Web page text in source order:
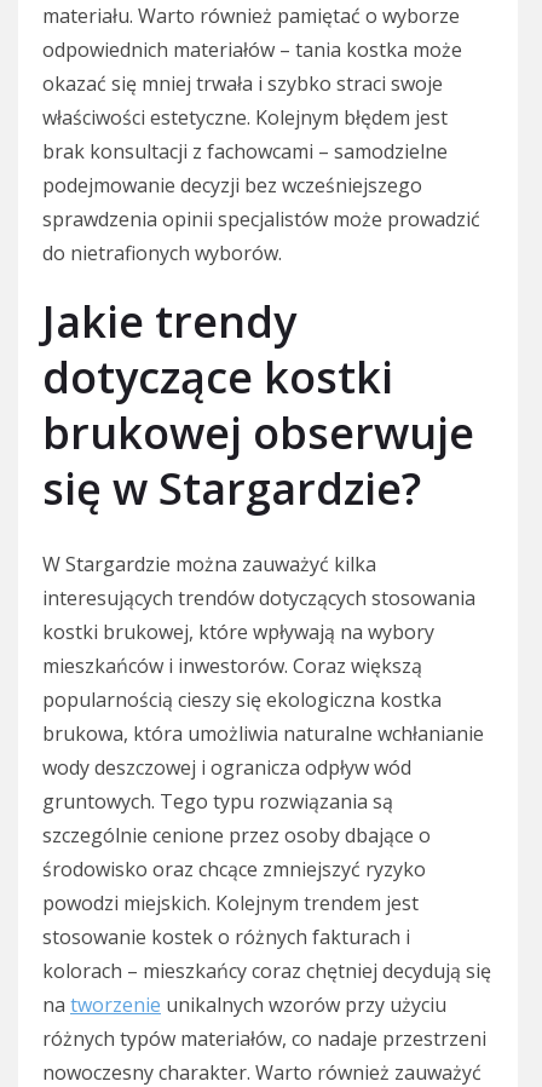
materiału. Warto również pamiętać o wyborze
odpowiednich materiałów – tania kostka może
okazać się mniej trwała i szybko straci swoje
właściwości estetyczne. Kolejnym błędem jest
brak konsultacji z fachowcami – samodzielne
podejmowanie decyzji bez wcześniejszego
sprawdzenia opinii specjalistów może prowadzić
do nietrafionych wyborów.
Jakie trendy
dotyczące kostki
brukowej obserwuje
się w Stargardzie?
W Stargardzie można zauważyć kilka
interesujących trendów dotyczących stosowania
kostki brukowej, które wpływają na wybory
mieszkańców i inwestorów. Coraz większą
popularnością cieszy się ekologiczna kostka
brukowa, która umożliwia naturalne wchłanianie
wody deszczowej i ogranicza odpływ wód
gruntowych. Tego typu rozwiązania są
szczególnie cenione przez osoby dbające o
środowisko oraz chcące zmniejszyć ryzyko
powodzi miejskich. Kolejnym trendem jest
stosowanie kostek o różnych fakturach i
kolorach – mieszkańcy coraz chętniej decydują się
na tworzenie unikalnych wzorów przy użyciu
różnych typów materiałów, co nadaje przestrzeni
nowoczesny charakter. Warto również zauważyć